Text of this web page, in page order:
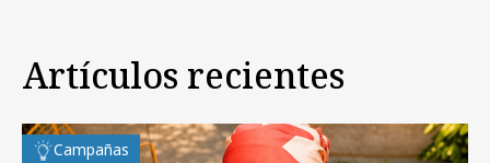
Artículos recientes
Campañas